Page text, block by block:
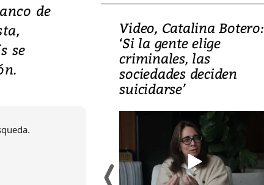
de
se
Terremoto
graves
Video, Catalina Botero:
‘Si la gente elige
criminales, las
sociedades deciden
suicidarse’